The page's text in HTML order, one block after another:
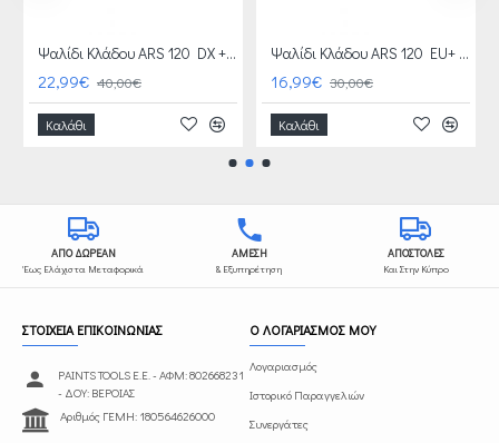
Ψαλίδι Κλάδου ARS 120 DX + ΔΩΡΟ ΑΓΡΟΤΙΚΑ ΓΑΝΤΙΑ ΑΞΙΑΣ 4 €
22,99€ 40,00€
Καλάθι
Ψαλίδι Κλάδου ARS 120 EU+ ΔΩΡΟ ΑΓΡΟΤΙΚΑ ΓΑΝΤΙΑ ΑΞΙΑΣ 4 €
16,99€ 30,00€
Καλάθι
ΑΠΟ ΔΩΡΕΑΝ
Έως Ελάχιστα Μεταφορικά
ΑΜΕΣΗ
& Εξυπηρέτηση
ΑΠΟΣΤΟΛΕΣ
Και Στην Κύπρο
ΣΤΟΙΧΕΙΑ ΕΠΙΚΟΙΝΩΝΙΑΣ
PAINTS TOOLS Ε.Ε. - ΑΦΜ: 802668231
- ΔΟΥ: ΒΕΡΟΙΑΣ
Αριθμός ΓΕΜΗ: 180564626000
Ο ΛΟΓΑΡΙΑΣΜΟΣ ΜΟΥ
Λογαριασμός
Ιστορικό Παραγγελιών
Συνεργάτες